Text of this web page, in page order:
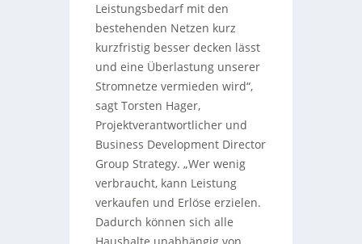
Leistungsbedarf mit den
bestehenden Netzen kurz
kurzfristig besser decken lässt
und eine Überlastung unserer
Stromnetze vermieden wird“,
sagt Torsten Hager,
Projektverantwortlicher und
Business Development Director
Group Strategy. „Wer wenig
verbraucht, kann Leistung
verkaufen und Erlöse erzielen.
Dadurch können sich alle